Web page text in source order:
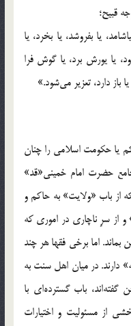
قبيح؛
يا بفروشد، يا بخرد، يا
يا يورش برد، يا گوش فرا
باز دارد، تعزير می‌شود.»
يا حکومت اسلامی را چنان
حضرت امام خمينی«قد»
از باب «ولايت» به حاکم و
از سرِ ناچاری در اموری که
اما برخی فقها هر چند
دارند. در ميان اهل سنت به
باب گسترده‌ای با
از مسئوليت و اختيارات